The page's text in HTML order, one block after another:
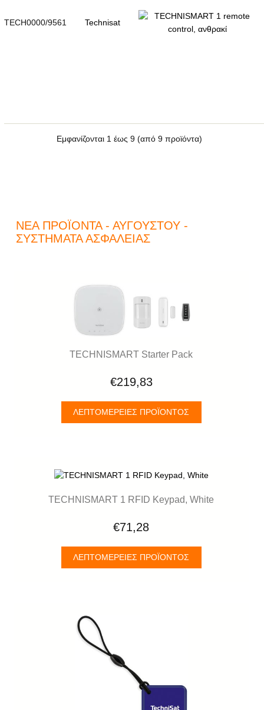
TECH0000/9561 Technisat
Εμφανίζονται 1 έως9 (από9 προϊόντα)
ΝΈΑ ΠΡΟΪΌΝΤΑ - ΑΥΓΟΎΣΤΟΥ -
ΣΥΣΤΉΜΑΤΑ ΑΣΦΑΛΕΊΑΣ
TECHNISMART Starter Pack
€219,83
ΛΕΠΤΟΜΈΡΕΙΕΣ ΠΡΟΪΌΝΤΟΣ
TECHNISMART 1 RFID Keypad, White
€71,28
ΛΕΠΤΟΜΈΡΕΙΕΣ ΠΡΟΪΌΝΤΟΣ